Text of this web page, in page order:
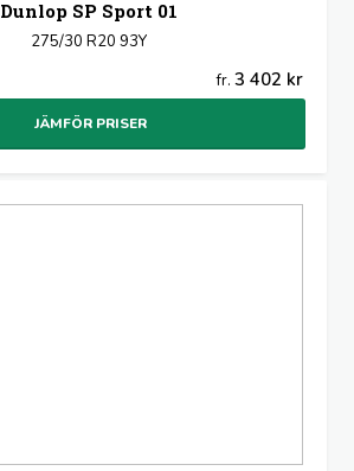
Dunlop SP Sport 01
275/30 R20 93Y
fr. 3 402 kr
JÄMFÖR PRISER